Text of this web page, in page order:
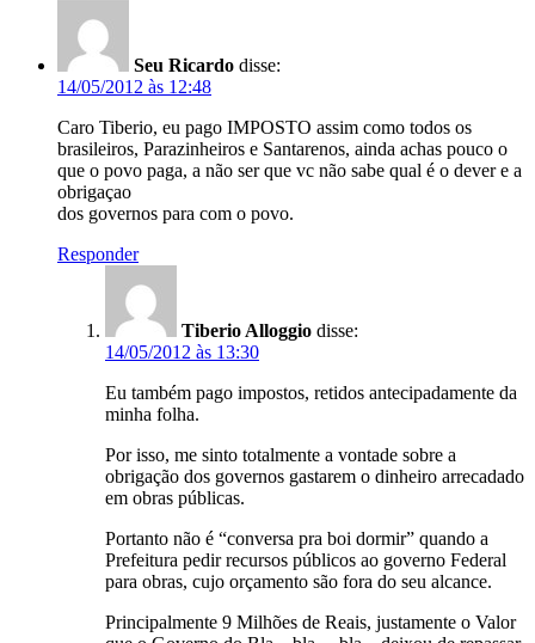
Seu Ricardo disse:
14/05/2012 às 12:48
Caro Tiberio, eu pago IMPOSTO assim como todos os
brasileiros, Parazinheiros e Santarenos, ainda achas pouco o
que o povo paga, a não ser que vc não sabe qual é o dever e a
obrigaçao
dos governos para com o povo.
Responder
Tiberio Alloggio disse:
14/05/2012 às 13:30
Eu também pago impostos, retidos antecipadamente da
minha folha.
Por isso, me sinto totalmente a vontade sobre a
obrigação dos governos gastarem o dinheiro arrecadado
em obras públicas.
Portanto não é “conversa pra boi dormir” quando a
Prefeitura pedir recursos públicos ao governo Federal
para obras, cujo orçamento são fora do seu alcance.
Principalmente 9 Milhões de Reais, justamente o Valor